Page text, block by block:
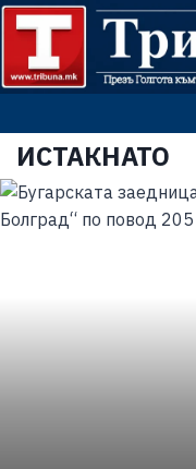
ИСТАКНАТО